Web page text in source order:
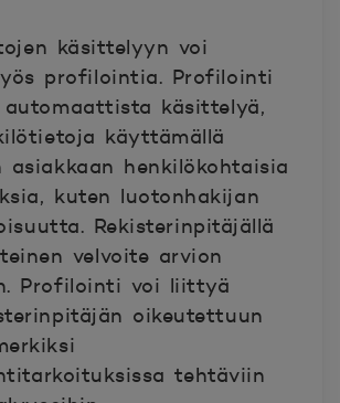
käsittelyyn voi
profilointia. Profilointi
käsittelyä,
käyttämällä
asiakkaan henkilökohtaisia
kuten luotonhakijan
Rekisterinpitäjällä
velvoite arvion
Profilointi voi liittyä
oikeutettuun
tehtäviin